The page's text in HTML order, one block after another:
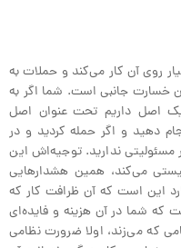
روی آن کار می‌کند و حملات به
خسارت جانبی است. شما اگر به
اصل داریم تحت عنوان اصل
دهید و اگر حمله کردید و در
ندارید. توجیه‌اش این
می‌کند، همین هشدارهایی
این است که آن ظرافت کار که
که شما در آن هزینه و فایده‌ای
که می‌زند، اولا ضرورت نظامی